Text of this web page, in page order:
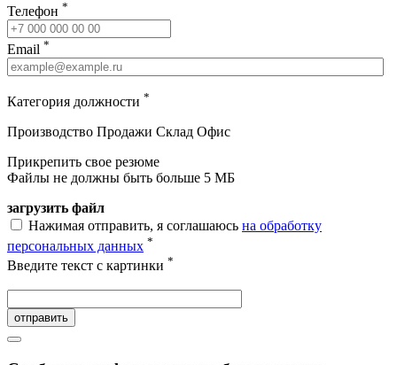
Телефон *
Email *
Категория должности *
Производство Продажи Склад Офис
Прикрепить свое резюме
Файлы не должны быть больше 5 МБ
загрузить файл
Нажимая отправить, я соглашаюсь на обработку
персональных данных *
Введите текст с картинки *
отправить